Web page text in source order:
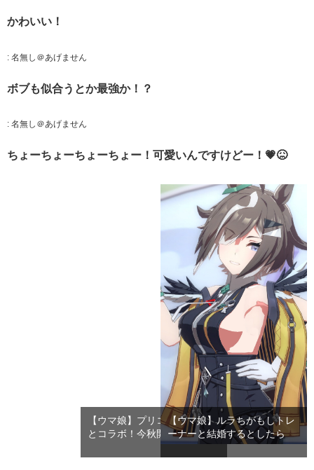
かわいい！
: 名無し＠あげません
ボブも似合うとか最強か！？
: 名無し＠あげません
ちょーちょーちょーちょー！可愛いんですけどー！💗😖
【ウマ娘】プリコネがウマ娘
とコラボ！今秋開催予定
【ウマ娘】ルラちがもしトレ
ーナーと結婚するとしたら